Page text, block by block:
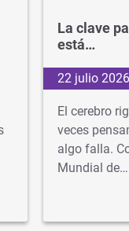
La clave
está…
22 julio 2026
El cerebro
veces
algo falla.
Mundial de…